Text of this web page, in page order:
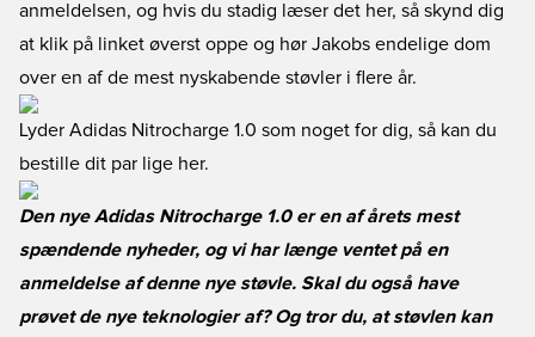
anmeldelsen, og hvis du stadig læser det her, så skynd dig
at klik på linket øverst oppe og hør Jakobs endelige dom
over en af de mest nyskabende støvler i flere år.
Lyder Adidas Nitrocharge 1.0 som noget for dig, så kan du
bestille dit par lige her.
Den nye Adidas Nitrocharge 1.0 er en af årets mest
spændende nyheder, og vi har længe ventet på en
anmeldelse af denne nye støvle. Skal du også have
prøvet de nye teknologier af? Og tror du, at støvlen kan